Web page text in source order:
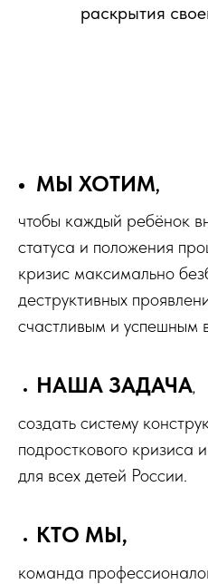
раскрытия
МЫ ХОТИМ,
чтобы каждый ребёнок
статуса и положения
кризис максимально
деструктивных
счастливым и успешным
НАША ЗАДАЧА,
создать систему
подросткового кризиса
для всех детей России.
КТО МЫ,
команда